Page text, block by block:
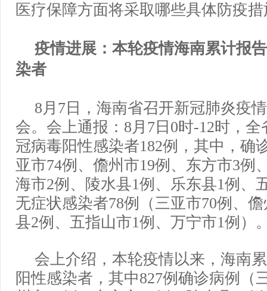
医疗保障方面将采取哪些具体防疫
疫情进展：本轮疫情海南累计报
染者
8月7日，海南省召开新冠肺炎疫
会。会上通报：8月7日0时-12时，
冠病毒阳性感染者182例，其中，确
亚市74例、儋州市19例、东方市3例
海市2例、陵水县1例、乐东县1例、
无症状感染者78例（三亚市70例、
县2例、五指山市1例、万宁市1例）
会上介绍，本轮疫情以来，海南
阳性感染者，其中827例确诊病例（